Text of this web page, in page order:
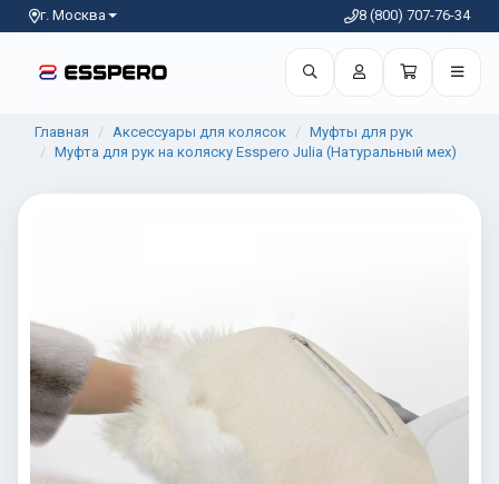
г. Москва 8 (800) 707-76-34
Главная Аксессуары для колясок
Муфты для рук
Муфта для рук на коляску Esspero Julia (Натуральный мех)